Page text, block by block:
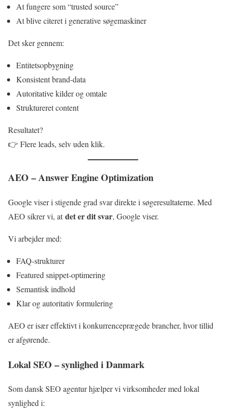
At fungere som “trusted source”
At blive citeret i generative søgemaskiner
Det sker gennem:
Entitetsopbygning
Konsistent brand-data
Autoritative kilder og omtale
Struktureret content
Resultatet?
👉 Flere leads, selv uden klik.
AEO – Answer Engine Optimization
Google viser i stigende grad svar direkte i søgeresultaterne. Med
AEO sikrer vi, atdet er dit svar, Google viser.
Vi arbejder med:
FAQ-strukturer
Featured snippet-optimering
Semantisk indhold
Klar og autoritativ formulering
AEO er især effektivt i konkurrenceprægede brancher, hvor tillid
er afgørende.
Lokal SEO – synlighed i Danmark
Som dansk SEO agentur hjælper vi virksomheder med lokal
synlighed i: